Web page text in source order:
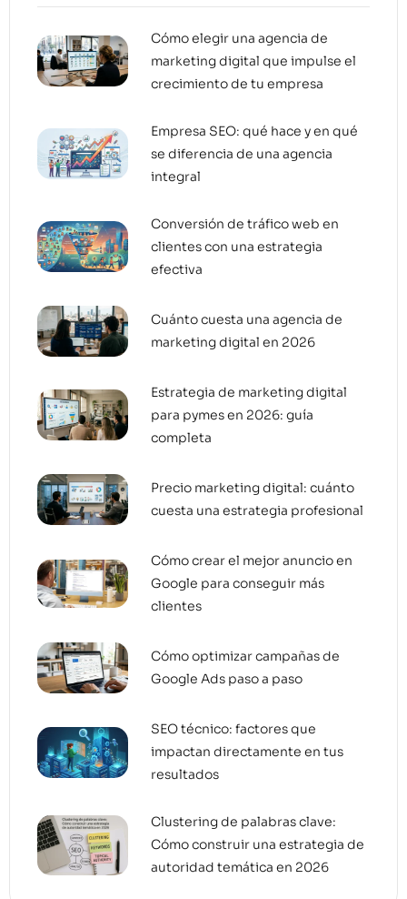
Cómo elegir una agencia de
marketing digital que impulse el
crecimiento de tu empresa
Empresa SEO: qué hace y en qué
se diferencia de una agencia
integral
Conversión de tráfico web en
clientes con una estrategia
efectiva
Cuánto cuesta una agencia de
marketing digital en 2026
Estrategia de marketing digital
para pymes en 2026: guía
completa
Precio marketing digital: cuánto
cuesta una estrategia profesional
Cómo crear el mejor anuncio en
Google para conseguir más
clientes
Cómo optimizar campañas de
Google Ads paso a paso
SEO técnico: factores que
impactan directamente en tus
resultados
Clustering de palabras clave:
Cómo construir una estrategia de
autoridad temática en 2026